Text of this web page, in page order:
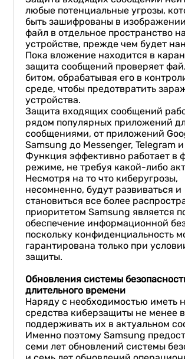
любые потенциальные угрозы,
быть зашифрованы в
файл в отдельное пространство на
устройстве, прежде чем будет
Пока вложение находится в
защита сообщений проверяет
битом, обрабатывая его в
среде, чтобы предотвратить
устройства.
Защита входящих сообщений
рядом популярных приложений
сообщениями, от приложений
Samsung до Messenger, Telegram
Функция эффективно работает в
режиме, не требуя какой-либо
Несмотря на то что киберугрозы,
несомненно, будут развиваться и
становиться все более
приоритетом Samsung является
обеспечение информационной
поскольку конфиденциальность
гарантирована только при
защиты.
Обновления системы
длительного времени
Наряду с необходимостью иметь
средства киберзащиты не менее
поддерживать их в актуальном
Именно поэтому Samsung
семи лет обновлений системы